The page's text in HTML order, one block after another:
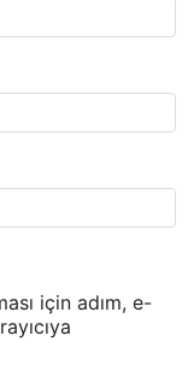
için adım, e-